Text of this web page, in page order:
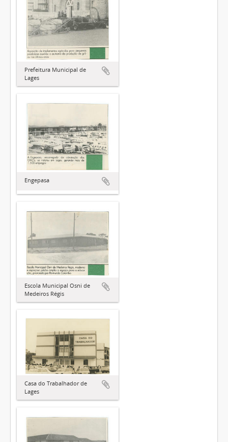
Prefeitura Municipal de
Lages
Engepasa
Escola Municipal Osni de
Medeiros Régis
Casa do Trabalhador de
Lages